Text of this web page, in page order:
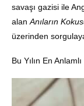
savaşı gazisi ile
alanAnıların
üzerinden
Bu Yılın En